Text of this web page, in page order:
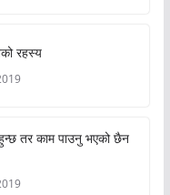
रहस्य
तर काम पाउनु भएको छैन